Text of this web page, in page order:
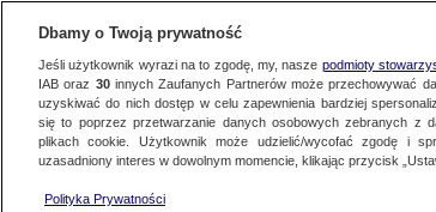
Dbamy o Twoją prywatność
Jeśli użytkownik wyrazi na to zgodę, my, nasze podmioty
IAB oraz 30innych Zaufanych Partnerów może przechowywać
uzyskiwać do nich dostęp w celu zapewnienia bardziej
się to poprzez przetwarzanie danych osobowych zebranych z
plikach cookie. Użytkownik może udzielić/wycofać zgodę i
uzasadniony interes w dowolnym momencie, klikając przycisk
Polityka Prywatności